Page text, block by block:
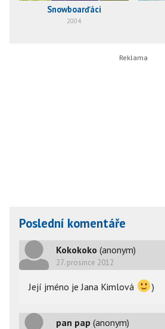
Snowboarďáci
2004
Poslední komentáře
Kokokoko (anonym)
27. prosince 2012
Její jméno je Jana Kimlová )
pan pap (anonym)